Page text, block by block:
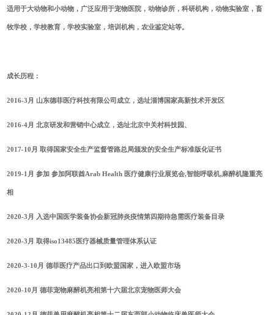
适用于大动物和小动物，广泛应用于宠物医院，动物诊所，科研机构，动物实验室，畜
牧学校，学校教育，学校实验室，培训机构，农业鉴定站等。
成长历程：
2016-3月 山东德菲医疗科技有限公司成立，选址淄博国家高新技术开发区
2016-4月 北京研发和营销中心成立，选址北京中关村科技园、
2017-10月 取得国家安全生产监督管路总局颁发的安全生产标准版化证书
2019-1月 参加 参加阿联酋Arab Health 医疗健康行业展览会,智能呼吸机,麻醉机隆重亮
相
2020-3月 入选中国医学装备协会新冠肺炎疫情第四期待急需医疗装备目录
2020-3月 取得iso13485医疗器械质量管理体系认证
2020-3-10月 德菲医疗产品出口到欧盟国家，进入欧盟市场
2020-10月 德菲宠物麻醉机亮相第十六届北京宠物医师大会